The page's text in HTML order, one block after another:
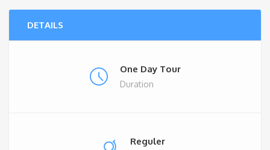
DETAILS
One Day Tour
Duration
Reguler